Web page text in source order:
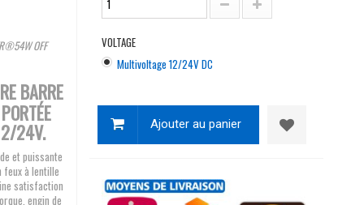
OFF
BARRE
24V.
et puissante
feux à lentille
satisfaction
engin de
VOLTAGE
Multivoltage 12/24V DC
Ajouter au panier